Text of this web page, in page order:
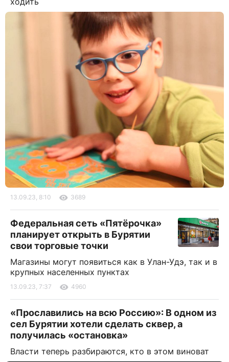
13.09.23, 8:10 3689
Федеральная сеть «Пятёрочка»
планирует открыть в Бурятии
свои торговые точки
Магазины могут появиться как в Улан-Удэ, так и в
крупных населенных пунктах
13.09.23, 7:37 4960
«Прославились на всю Россию»: В одном из
сел Бурятии хотели сделать сквер, а
получилась «остановка»
Власти теперь разбираются, кто в этом виноват